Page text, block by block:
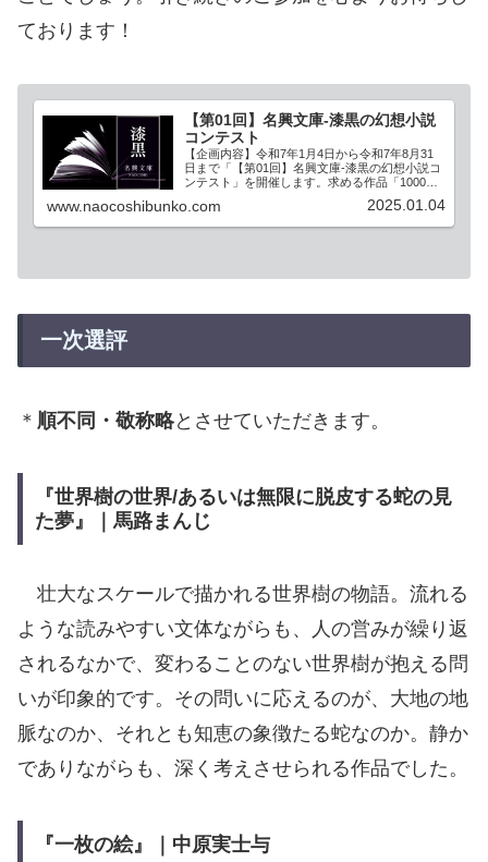
ております！
【第01回】名興文庫-漆黒の幻想小説
コンテスト
【企画内容】令和7年1月4日から令和7年8月31
日まで「【第01回】名興文庫-漆黒の幻想小説コ
ンテスト」を開催します。求める作品「1000字
以内の幻想小説」・少ない文字数の中で多種多
様な表現を用いた幻想小説を構成・執筆する能
力を問い、実力あ...
www.naocoshibunko.com 2025.01.04
一次選評
＊ 順不同・敬称略とさせていただきます。
『世界樹の世界/あるいは無限に脱皮する蛇の見
た夢』｜馬路まんじ
壮大なスケールで描かれる世界樹の物語。流れる
ような読みやすい文体ながらも、人の営みが繰り返
されるなかで、変わることのない世界樹が抱える問
いが印象的です。その問いに応えるのが、大地の地
脈なのか、それとも知恵の象徴たる蛇なのか。静か
でありながらも、深く考えさせられる作品でした。
『一枚の絵』｜中原実士与